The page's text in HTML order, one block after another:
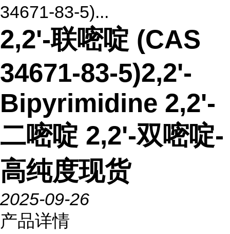
34671-83-5)...
2,2'-联嘧啶 (CAS
34671-83-5)2,2'-
Bipyrimidine 2,2'-
二嘧啶 2,2'-双嘧啶-
高纯度现货
2025-09-26
产品详情